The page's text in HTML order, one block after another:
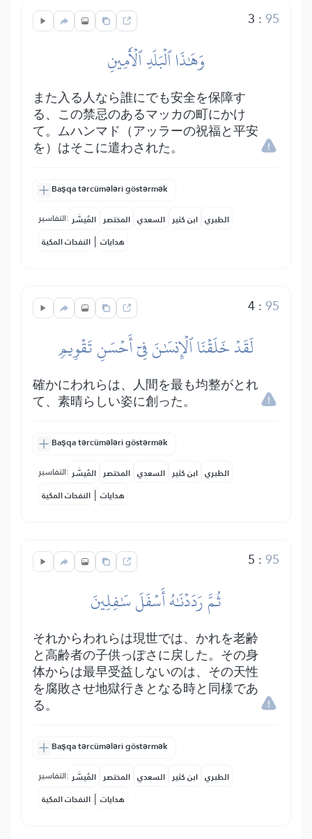
3 :95
وَهَٰذَا ٱلۡبَلَدِ ٱلۡأَمِينِ
また入る人なら誰にでも安全を保障す
る、この禁忌のあるマッカの町にかけ
て。ムハンマド（アッラーの祝福と平安
を）はそこに遣わされた。
Başqa tərcümələri göstərmək
التفاسير: المُيسَّر المختصر السعدي ابن كثير الطبري
النفحات المكية | هدايات
4:95
لَقَدۡ خَلَقۡنَا ٱلۡإِنسَٰنَ فِيٓ أَحۡسَنِ تَقۡوِيمٖ
確かにわれらは、人間を最も均整がとれ
て、素晴らしい姿に創った。
Başqa tərcümələri göstərmək
التفاسير: المُيسَّر المختصر السعدي ابن كثير الطبري
النفحات المكية | هدايات
5 :95
ثُمَّ رَدَدۡنَٰهُ أَسۡفَلَ سَٰفِلِينَ
それからわれらは現世では、かれを老齢
と高齢者の子供っぽさに戻した。その身
体からは最早受益しないのは、その天性
を腐敗させ地獄行きとなる時と同様であ
る。
Başqa tərcümələri göstərmək
التفاسير: المُيسَّر المختصر السعدي ابن كثير الطبري
النفحات المكية | هدايات